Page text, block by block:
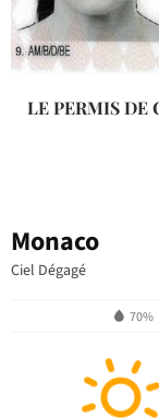
LE PERMIS DE
Monaco
Ciel Dégagé
70%